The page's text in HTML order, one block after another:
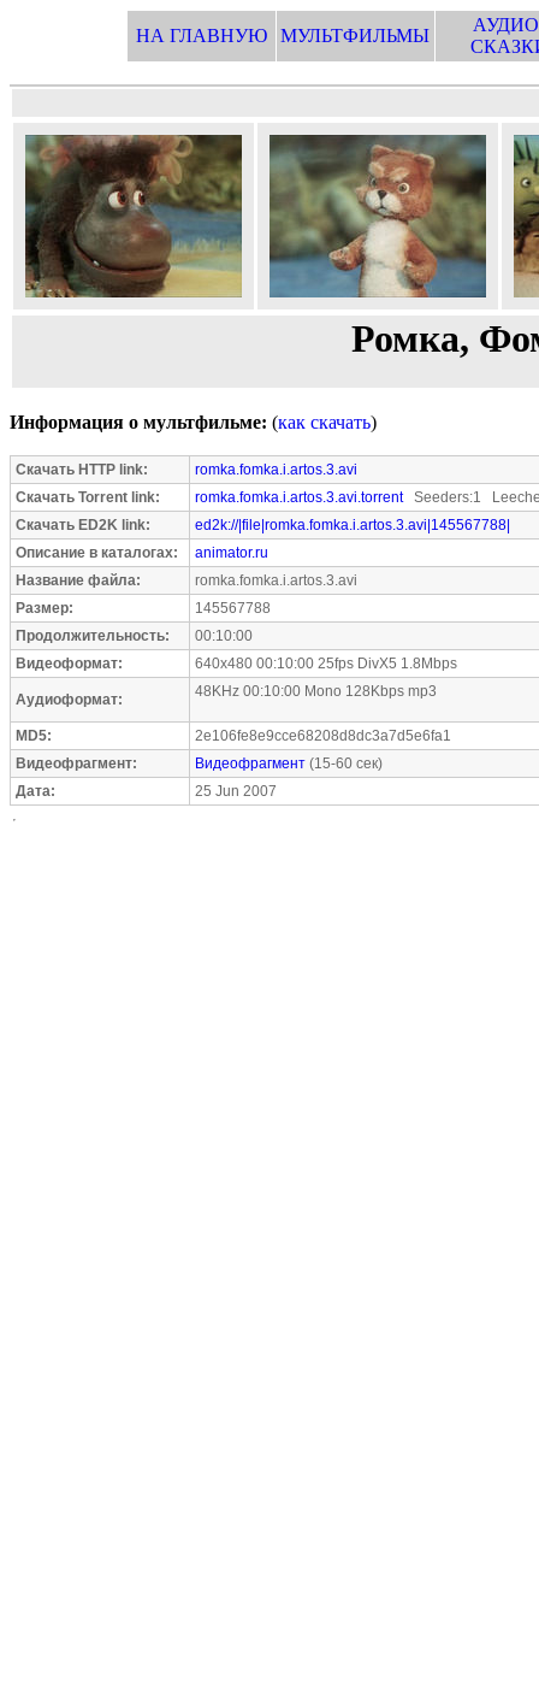
НА ГЛАВНУЮ МУЛЬТФИЛЬМЫ
Ромка,
Информация о мультфильме: (как скачать)
Скачать HTTP link:
romka.fomka.i.artos.3.avi
Скачать Torrent link:
romka.fomka.i.artos.3.avi.torrentSeeders:1
Скачать ED2K link:
ed2k://|file|romka.fomka.i.artos.3.avi|145567788|
Описание в каталогах:
animator.ru
Название файла:
romka.fomka.i.artos.3.avi
Размер:
145567788
Продолжительность:
00:10:00
Видеоформат:
640x480 00:10:00 25fps DivX5 1.8Mbps
Аудиоформат: 48KHz 00:10:00 Mono 128Kbps mp3
MD5:
2e106fe8e9cce68208d8dc3a7d5e6fa1
Видеофрагмент:
Видеофрагмент (15-60 сек)
Дата:
25 Jun 2007